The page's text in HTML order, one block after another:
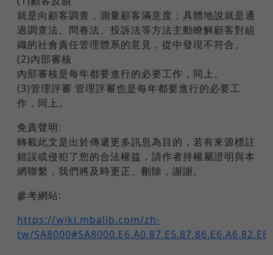
就是向顧客調查，測量顧客滿意度；具體地說就是通
過調查法、問卷法、投訴法等方法主動瞭解顧客對組
織的社會責任管理體系的意見，從中發現不符合。
(2)內部審核
內部審核是每年都要進行的必要工作，同上。
(3)管理評審 管理評審也是每年都要進行的必要工
作，同上。
免責聲明:
轉載此文是出於傳遞更多訊息為目的，若有來源標註
錯誤或侵犯了您的合法權益，請作者持權屬證明與本
網聯繫，我們將及時更正、刪除，謝謝。
參考網站:
https://wiki.mbalib.com/zh-
tw/